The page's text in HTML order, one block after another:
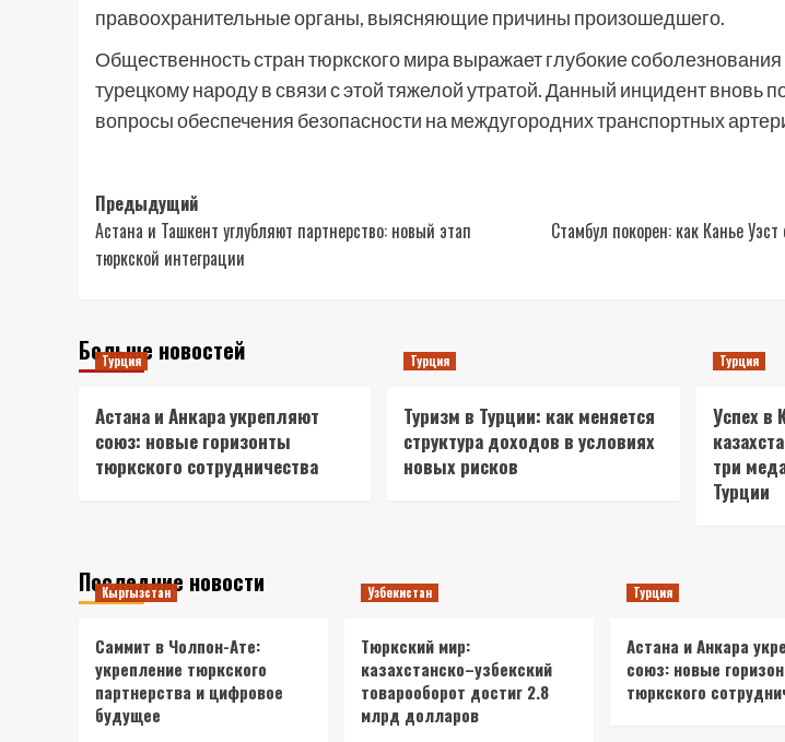
правоохранительные органы, выясняющие причины произошедшего.
Общественность стран тюркского мира выражает глубокие
турецкому народу в связи с этой тяжелой утратой. Данный инцидент вновь
вопросы обеспечения безопасности на междугородних транспортных
Навигация
записи
Предыдущий
Астана и Ташкент углубляют партнерство: новый этап
тюркской интеграции
Стамбул покорен: как Канье
Больше новостей
Турция
Астана и Анкара укрепляют
союз: новые горизонты
тюркского сотрудничества
Турция
Туризм в Турции: как меняется
структура доходов в условиях
новых рисков
Турция
Успех в
три
Турции
Последние новости
Кыргызстан
Саммит в Чолпон-Ате:
укрепление тюркского
партнерства и цифровое
будущее
Узбекистан
Тюркский мир:
казахстанско–узбекский
товарооборот достиг 2.8
млрд долларов
Турция
Астана и Анкара
союз: новые
тюркского